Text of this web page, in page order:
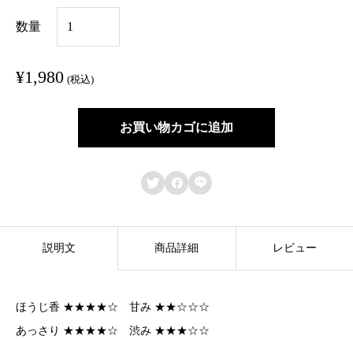
数量
大
容
ッ
¥1,980 (税込)
お買い物カゴに追加
  
説明文 商品詳細 レビュー
ほうじ香 ★★★★☆ 甘み ★★☆☆☆
あっさり ★★★★☆ 渋み ★★★☆☆